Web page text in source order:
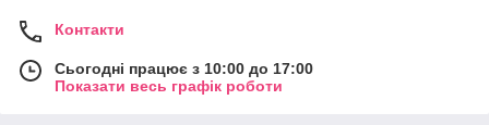
Контакти
Сьогодні працює з 10:00 до 17:00
Показати весь графік роботи